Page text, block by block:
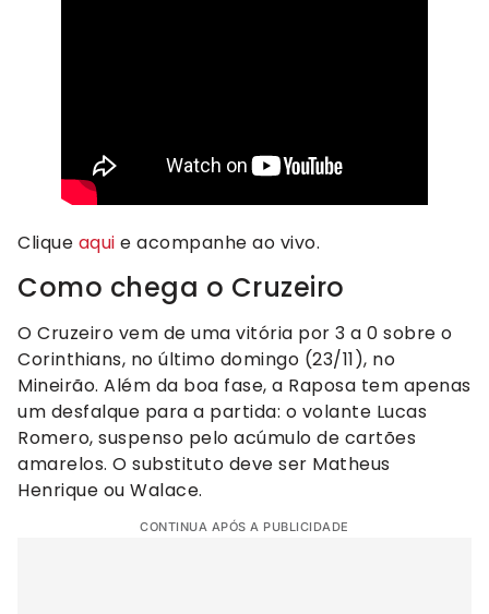
Clique aqui e acompanhe ao vivo.
Como chega o Cruzeiro
O Cruzeiro vem de uma vitória por 3 a 0 sobre o
Corinthians, no último domingo (23/11), no
Mineirão. Além da boa fase, a Raposa tem apenas
um desfalque para a partida: o volante Lucas
Romero, suspenso pelo acúmulo de cartões
amarelos. O substituto deve ser Matheus
Henrique ou Walace.
CONTINUA APÓS A PUBLICIDADE